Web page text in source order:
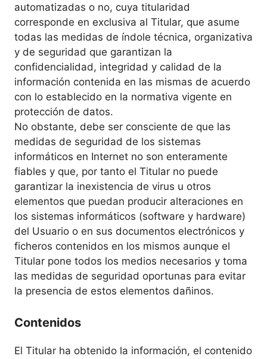
automatizadas o no, cuya titularidad
corresponde en exclusiva al Titular, que asume
todas las medidas de índole técnica, organizativa
y de seguridad que garantizan la
confidencialidad, integridad y calidad de la
información contenida en las mismas de acuerdo
con lo establecido en la normativa vigente en
protección de datos.
No obstante, debe ser consciente de que las
medidas de seguridad de los sistemas
informáticos en Internet no son enteramente
fiables y que, por tanto el Titular no puede
garantizar la inexistencia de virus u otros
elementos que puedan producir alteraciones en
los sistemas informáticos (software y hardware)
del Usuario o en sus documentos electrónicos y
ficheros contenidos en los mismos aunque el
Titular pone todos los medios necesarios y toma
las medidas de seguridad oportunas para evitar
la presencia de estos elementos dañinos.
Contenidos
El Titular ha obtenido la información, el contenido